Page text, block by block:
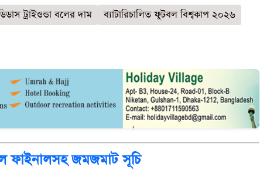
ট্রাইওন্ডা বলের দাম
ব্যাটারিচালিত ফুটবল বিশ্বকাপ ২০২৬
ফাইনালসহ জমজমাট সূচি